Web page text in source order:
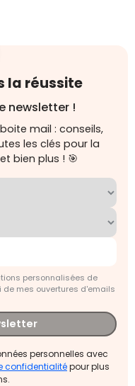
la réussite
newsletter !
mail : conseils,
les clés pour la
bien plus ! 🎯
personnalisées de
de mes ouvertures d'emails
personnelles avec
confidentialitépour plus